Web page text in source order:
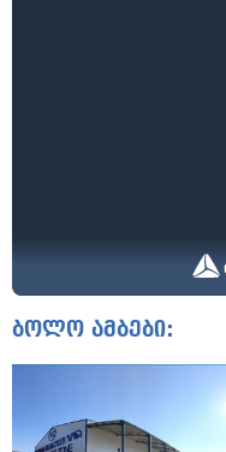
ბოლო ამბები: